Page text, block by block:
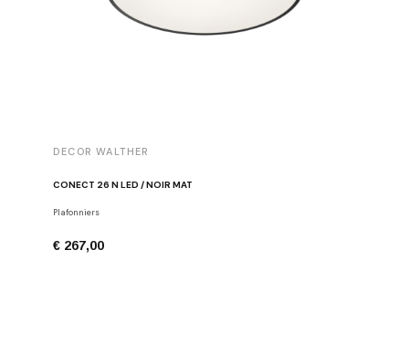
DECOR WALTHER
CONECT 26 N LED / NOIR MAT
Plafonniers
€ 267,00